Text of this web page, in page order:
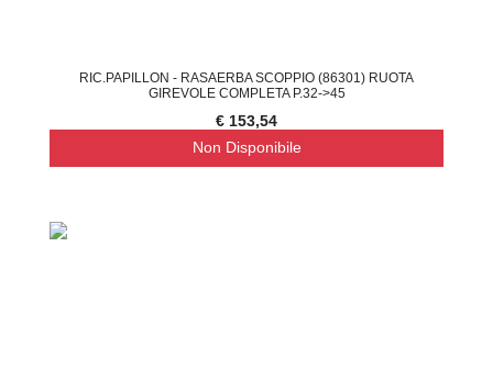
RIC.PAPILLON - RASAERBA SCOPPIO (86301) RUOTA
GIREVOLE COMPLETA P.32->45
€ 153,54
Non Disponibile